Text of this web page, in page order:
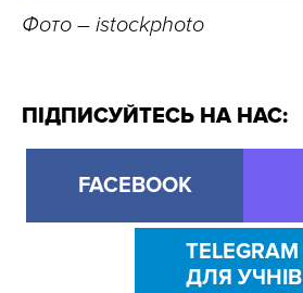
Фото – istockphoto
ПІДПИСУЙТЕСЬ НА НАС:
FACEBOOK
TELEGRAM
ДЛЯ УЧНІВ